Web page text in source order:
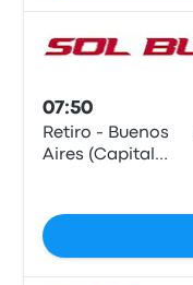
07:50
Retiro - Buenos
Aires (Capital